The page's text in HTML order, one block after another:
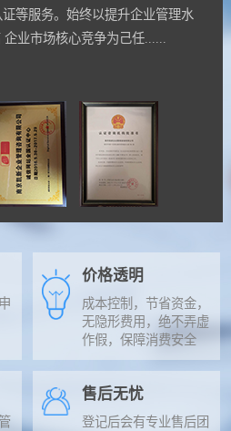
等服务。始终以提升企业管理水
业市场核心竞争为己任......
价格透明
成本控制，节省资金，
无隐形费用，绝不弄虚
作假，保障消费安全
售后无忧
登记后会有专业售后团